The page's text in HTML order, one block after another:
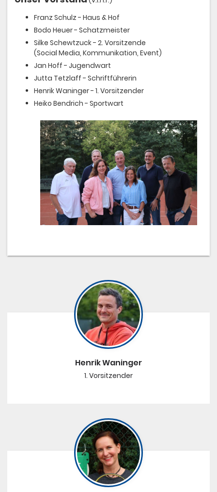
Franz Schulz - Haus & Hof
Bodo Heuer - Schatzmeister
Silke Schewtzuck - 2. Vorsitzende
(Social Media, Kommunikation, Event)
Jan Hoff - Jugendwart
Jutta Tetzlaff - Schriftführerin
Henrik Waninger - 1. Vorsitzender
Heiko Bendrich - Sportwart
Henrik Waninger
1. Vorsitzender